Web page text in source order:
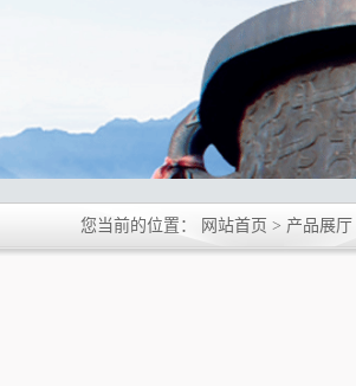
您当前的位置： 网站首页 > 产品展厅